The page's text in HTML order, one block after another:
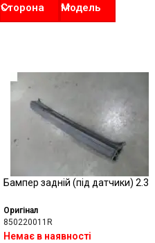
Сторона Модель
Бампер задній (під датчики) 2.3
Оригінал
850220011R
Немає в наявності